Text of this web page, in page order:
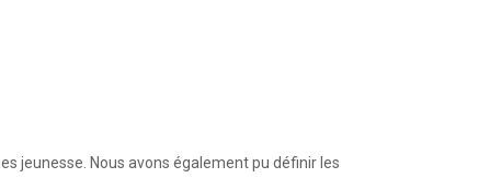
jeunesse. Nous avons également pu définir les